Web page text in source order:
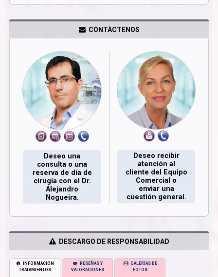
CONTÁCTENOS
Deseo una
consulta o una
reserva de día de
cirugía con el Dr.
Alejandro
Nogueira.
Deseo recibir
atención al
cliente del Equipo
Comercial o
enviar una
cuestión general.
DESCARGO DE RESPONSABILIDAD
INFORMACIÓN
TRATAMIENTOS
RESEÑAS Y
VALORACIONES
GALERÍAS DE
FOTOS